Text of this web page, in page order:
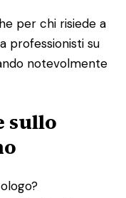
per chi risiede a
professionisti su
notevolmente
sullo